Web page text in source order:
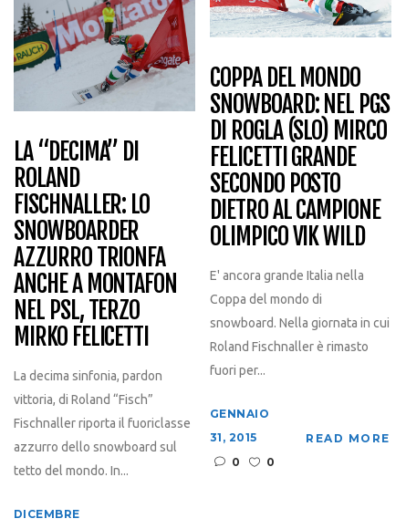
COPPA DEL MONDO
SNOWBOARD: NEL PGS
DI ROGLA (SLO) MIRCO
FELICETTI GRANDE
SECONDO POSTO
DIETRO AL CAMPIONE
OLIMPICO VIK WILD
E' ancora grande Italia nella
Coppa del mondo di
snowboard. Nella giornata in cui
Roland Fischnaller è rimasto
fuori per...
GENNAIO
31, 2015
0
0
READ MORE
LA “DECIMA” DI
ROLAND
FISCHNALLER: LO
SNOWBOARDER
AZZURRO TRIONFA
ANCHE A MONTAFON
NEL PSL, TERZO
MIRKO FELICETTI
La decima sinfonia, pardon
vittoria, di Roland “Fisch”
Fischnaller riporta il fuoriclasse
azzurro dello snowboard sul
tetto del mondo. In...
DICEMBRE